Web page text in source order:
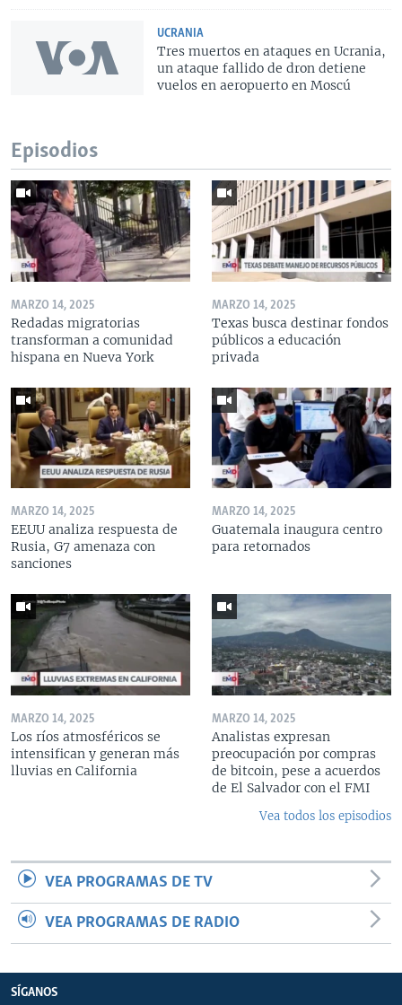
UCRANIA
Tres muertos en ataques en Ucrania,
un ataque fallido de dron detiene
vuelos en aeropuerto en Moscú
Episodios
MARZO 14, 2025
Redadas migratorias
transforman a comunidad
hispana en Nueva York
MARZO 14, 2025
Texas busca destinar fondos
públicos a educación
privada
MARZO 14, 2025
EEUU analiza respuesta de
Rusia, G7 amenaza con
sanciones
MARZO 14, 2025
Guatemala inaugura centro
para retornados
MARZO 14, 2025
Los ríos atmosféricos se
intensifican y generan más
lluvias en California
MARZO 14, 2025
Analistas expresan
preocupación por compras
de bitcoin, pese a acuerdos
de El Salvador con el FMI
Vea todos los episodios
VEA PROGRAMAS DE TV
VEA PROGRAMAS DE RADIO
SÍGANOS